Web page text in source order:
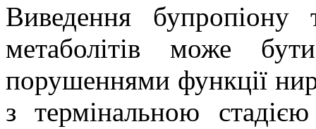
Виведення
метаболітів може
порушеннями функції
з термінальною